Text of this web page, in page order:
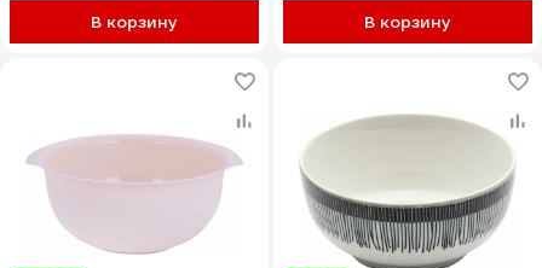
В корзину
В корзину